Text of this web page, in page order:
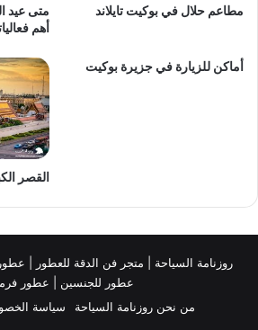
مطاعم حلال في بوكيت تايلاند
متى عيد
أهم
أماكن للزيارة في جزيرة بوكيت⁩
القصر
روزنامة السياحة متجر فن الدقة للعطور
عطور للجنسين
عطور
من نحن روزنامة السياحة
سياسة